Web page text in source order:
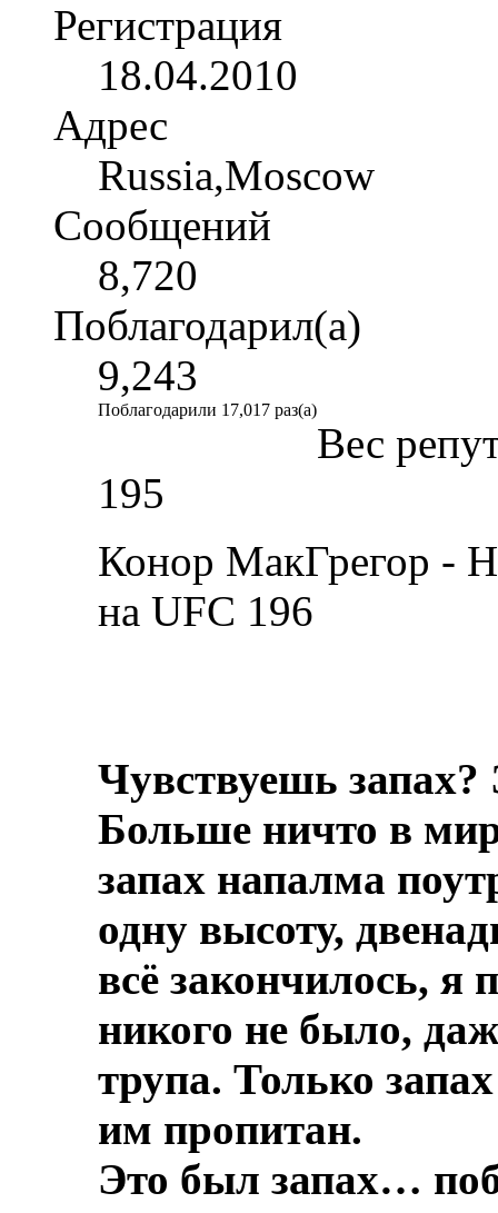
Регистрация
18.04.2010
Адрес
Russia,Moscow
Сообщений
8,720
Поблагодарил(а)
9,243
Поблагодарили 17,017 раз(а)
Вес
195
Конор МакГрегор -
на UFC 196
Чувствуешь
Больше ничто в
запах напалма
одну высоту,
всё закончилось, я
никого не было,
трупа. Только
им пропитан.
Это был запах…